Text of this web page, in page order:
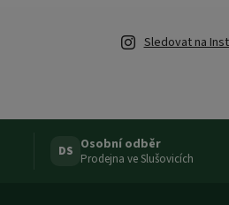
Sledovat na
DS Osobní odběr
Prodejna ve Slušovicích